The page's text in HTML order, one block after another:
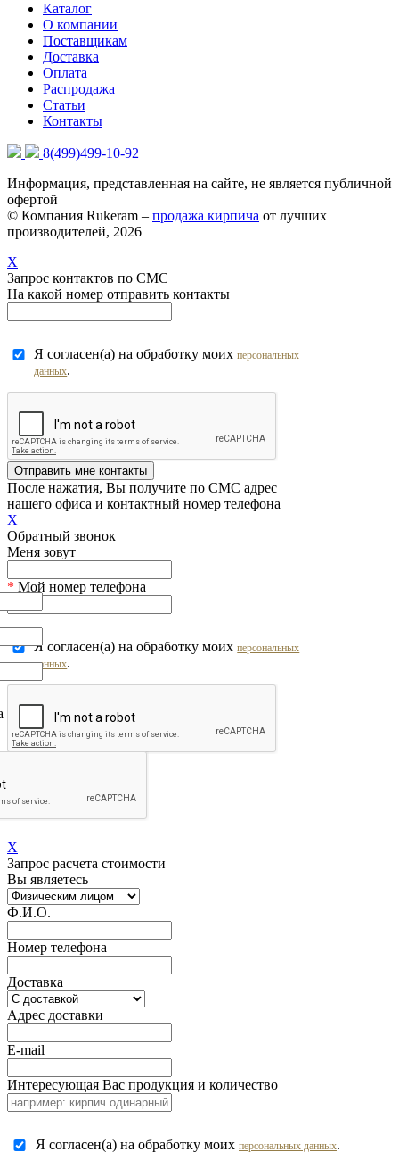
Каталог
О компании
Поставщикам
Доставка
Оплата
Распродажа
Статьи
Контакты
8(499)499-10-92
Информация, представленная на сайте, не является публичной
офертой
© Компания Rukeram – продажа кирпича от лучших
производителей, 2026
X
Запрос контактов по СМС
На какой номер отправить контакты
Я согласен(а) на обработку моихперсональных
данных.
Отправить мне контакты
После нажатия, Вы получите по СМС адрес
нашего офиса и контактный номер телефона
X
Обратный звонок
Меня зовут
* Мой номер телефона
Я согласен(а) на обработку моихперсональных
данных.
обработку моихперсональных
X
Запрос расчета стоимости
Вы являетесь
Ф.И.О.
Номер телефона
Доставка
Адрес доставки
E-mail
Интересующая Вас продукция и количество
Я согласен(а) на обработку моих персональных данных.